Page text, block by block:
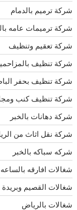
شركة ترميم بالدمام
شركة ترميمات عامه
شركة تعقيم وتنظيف
شركة تنظيف
شركة تنظيف بحفر
شركة تنظيف كنب
شركة دهانات بالخبر
شركة نقل اثاث من
شركه سباكه بالخبر
شغالات افارقه
شغالات القصيم وبريدة
شغالات بالرياض